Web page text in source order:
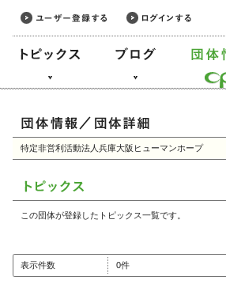
特定非営利活動法人兵庫大阪ヒューマンホープ
この団体が登録したトピックス一覧です。
表示件数 0件